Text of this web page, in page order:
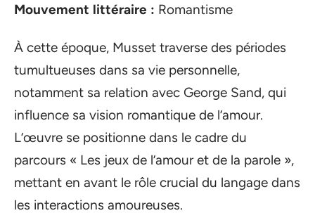
Mouvement littéraire : Romantisme
À cette époque, Musset traverse des périodes
tumultueuses dans sa vie personnelle,
notamment sa relation avec George Sand, qui
influence sa vision romantique de l’amour.
L’œuvre se positionne dans le cadre du
parcours « Les jeux de l’amour et de la parole »,
mettant en avant le rôle crucial du langage dans
les interactions amoureuses.